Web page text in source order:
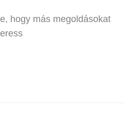
hogy más megoldásokat